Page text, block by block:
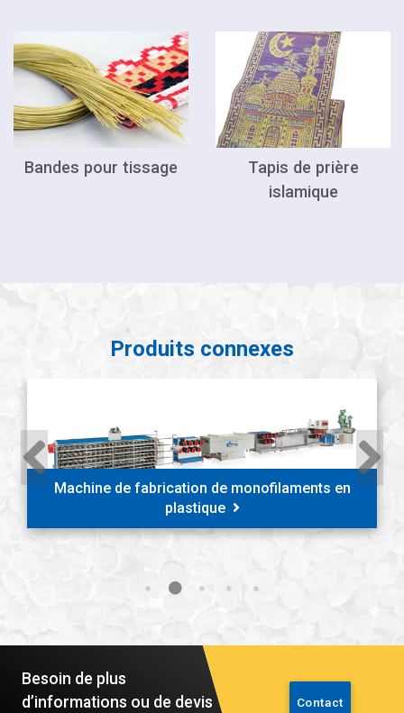
Bandes pour tissage
Tapis de prière
islamique
Produits connexes
Machine de fabrication de monofilaments en
plastique
Besoin de plus
d’informations ou de devis
Contact